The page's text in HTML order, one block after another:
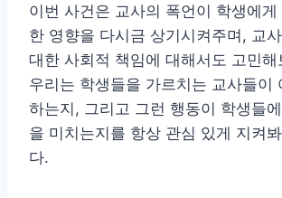
이번 사건은 교사의 폭언이 학생에
한 영향을 다시금 상기시켜주며, 교
대한 사회적 책임에 대해서도 고민해
우리는 학생들을 가르치는 교사들이
하는지, 그리고 그런 행동이 학생들
을 미치는지를 항상 관심 있게 지켜
다.